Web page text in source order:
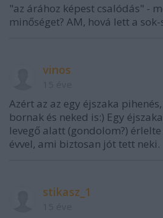
"az árához képest csalódás" -
minőséget? AM, hová lett a
vinos
Azért az az egy éjszaka
bornak és neked is:) Egy
levegő alatt (gondolom?)
évvel, ami biztosan jót tett neki.
stikasz_1